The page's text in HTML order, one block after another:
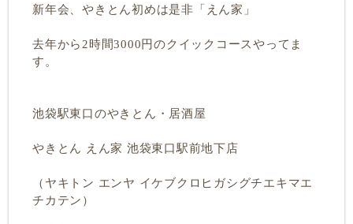
新年会、やきとん初めは是非「えん家」
去年から2時間3000円のクイックコースやってま
す。
池袋駅東口のやきとん・居酒屋
やきとん えん家 池袋東口駅前地下店
（ヤキトン エンヤ イケブクロヒガシグチエキマエ
チカテン）